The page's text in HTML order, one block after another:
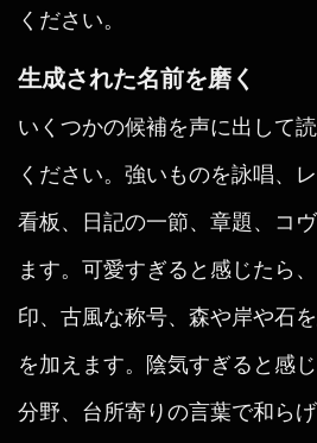
ください。
生成された名前を磨く
いくつかの候補を声に出して
ください。強いものを詠唱、
看板、日記の一節、章題、コ
ます。可愛すぎると感じたら
印、古風な称号、森や岸や石
を加えます。陰気すぎると感
分野、台所寄りの言葉で和ら